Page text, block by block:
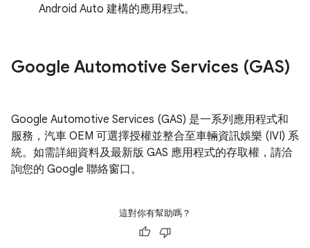
Android Auto 建構的應用程式。
Google Automotive Services (GAS)
Google Automotive Services (GAS) 是一系列應用程式和
服務，汽車 OEM 可選擇授權並整合至車輛資訊娛樂 (IVI) 系
統。如需詳細資料及最新版 GAS 應用程式的存取權，請洽
詢您的 Google 聯絡窗口。
這對你有幫助嗎？